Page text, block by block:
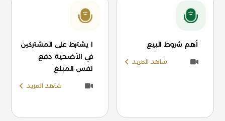
أهم شروط البيع
شاهد المزيد
ا يشترط على المشتركين
في الأضحية دفع
نفس المبلغ
شاهد المزيد